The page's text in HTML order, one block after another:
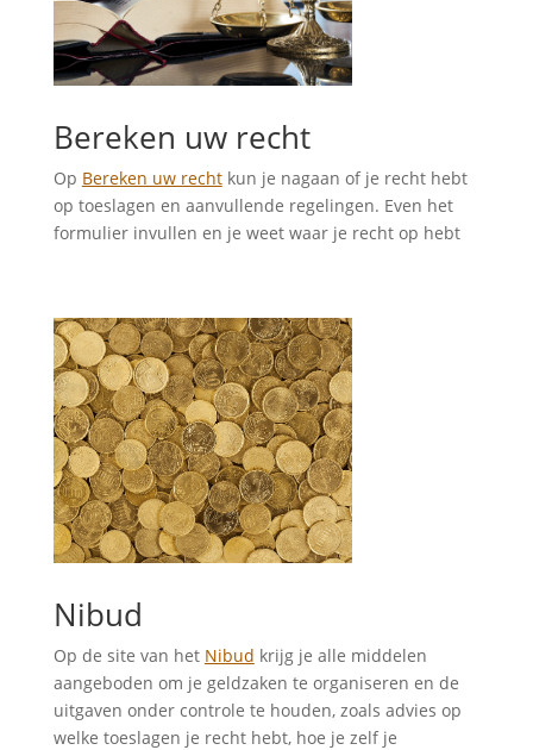
Bereken uw recht
Op Bereken uw recht kun je nagaan of je recht hebt
op toeslagen en aanvullende regelingen. Even het
formulier invullen en je weet waar je recht op hebt
Nibud
Op de site van het Nibud krijg je alle middelen
aangeboden om je geldzaken te organiseren en de
uitgaven onder controle te houden, zoals advies op
welke toeslagen je recht hebt, hoe je zelf je